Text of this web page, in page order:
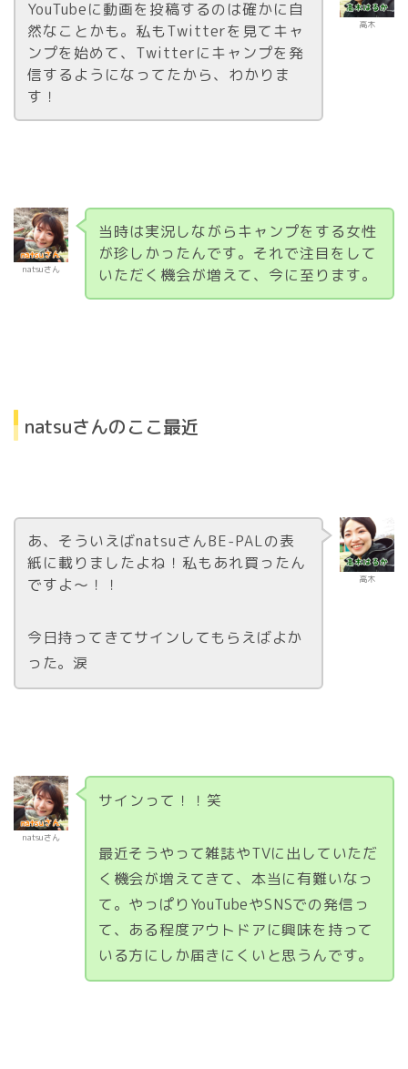
高木
YouTubeに動画を投稿するのは確かに自
然なことかも。私もTwitterを見てキャ
ンプを始めて、Twitterにキャンプを発
信するようになってたから、わかりま
す！
natsuさん
当時は実況しながらキャンプをする女性
が珍しかったんです。それで注目をして
いただく機会が増えて、今に至ります。
natsuさんのここ最近
高木
あ、そういえばnatsuさんBE-PALの表
紙に載りましたよね！私もあれ買ったん
ですよ〜！！
今日持ってきてサインしてもらえばよか
った。涙
natsuさん
サインって！！笑
最近そうやって雑誌やTVに出していただ
く機会が増えてきて、本当に有難いなっ
て。やっぱりYouTubeやSNSでの発信っ
て、ある程度アウトドアに興味を持って
いる方にしか届きにくいと思うんです。